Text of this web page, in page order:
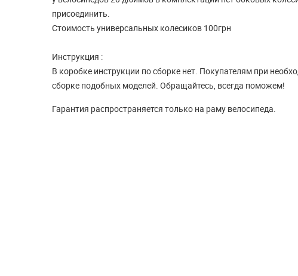
присоединить.
Стоимость универсальных колесиков 100грн
Инструкция :
В коробке инструкции по сборке нет. Покупателям при
сборке подобных моделей. Обращайтесь, всегда поможем!
Гарантия распространяется только на раму велосипеда.